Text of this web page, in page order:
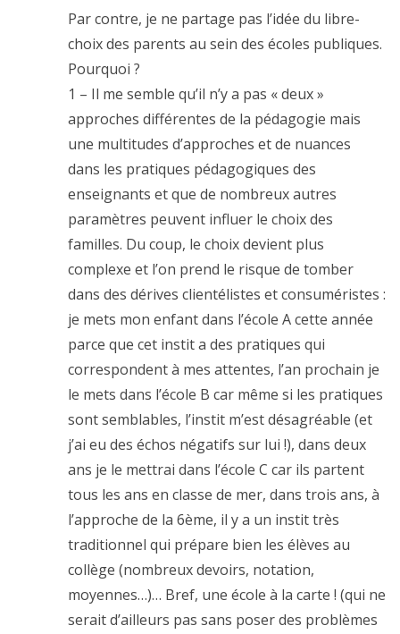
Par contre, je ne partage pas l’idée du libre-
choix des parents au sein des écoles publiques.
Pourquoi ?
1 – Il me semble qu’il n’y a pas « deux »
approches différentes de la pédagogie mais
une multitudes d’approches et de nuances
dans les pratiques pédagogiques des
enseignants et que de nombreux autres
paramètres peuvent influer le choix des
familles. Du coup, le choix devient plus
complexe et l’on prend le risque de tomber
dans des dérives clientélistes et consuméristes :
je mets mon enfant dans l’école A cette année
parce que cet instit a des pratiques qui
correspondent à mes attentes, l’an prochain je
le mets dans l’école B car même si les pratiques
sont semblables, l’instit m’est désagréable (et
j’ai eu des échos négatifs sur lui !), dans deux
ans je le mettrai dans l’école C car ils partent
tous les ans en classe de mer, dans trois ans, à
l’approche de la 6ème, il y a un instit très
traditionnel qui prépare bien les élèves au
collège (nombreux devoirs, notation,
moyennes…)… Bref, une école à la carte ! (qui ne
serait d’ailleurs pas sans poser des problèmes